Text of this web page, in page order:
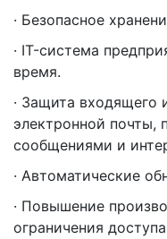
· Безопасное
· IT-система
время.
· Защита входящего
электронной почты,
сообщениями и
· Автоматические
· Повышение
ограничения